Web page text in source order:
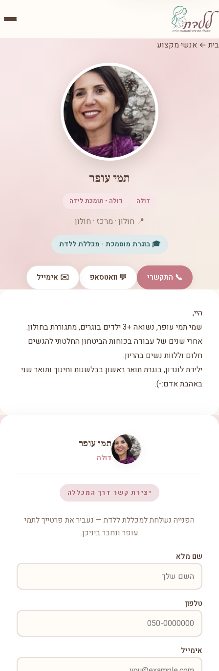
בית ← אנשי מקצוע
תמי עופר
דולה דולה - תומכת לידה
📍 חולון · מרכז · חולון
🎓 בוגרת מוסמכת · מכללת ללדת
📞 התקשרי 💬 וואטסאפ ✉️ אימייל
היי,
שמי תמי עופר, נשואה +3 ילדים בוגרים, מתגוררת בחולון.
אחרי שנים של עבודה בכוחות הביטחון החלטתי להגשים
חלום וללוות נשים בהריון.
ילידת לונדון, בוגרת תואר ראשון בבלשנות וחינוך ותואר שני
באהבת אדם:-).
תמי עופר
דולה
יצירת קשר דרך המכללה
הפנייה נשלחת למכללת ללדת — נעביר את פרטייך לתמי
עופר ונחבר ביניכן.
שם מלא
טלפון
אימייל